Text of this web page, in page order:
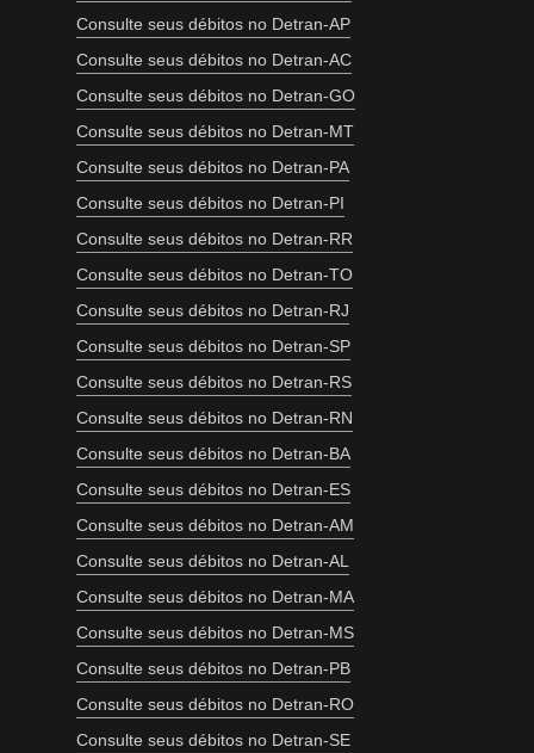
Consulte seus débitos no Detran-AP
Consulte seus débitos no Detran-AC
Consulte seus débitos no Detran-GO
Consulte seus débitos no Detran-MT
Consulte seus débitos no Detran-PA
Consulte seus débitos no Detran-PI
Consulte seus débitos no Detran-RR
Consulte seus débitos no Detran-TO
Consulte seus débitos no Detran-RJ
Consulte seus débitos no Detran-SP
Consulte seus débitos no Detran-RS
Consulte seus débitos no Detran-RN
Consulte seus débitos no Detran-BA
Consulte seus débitos no Detran-ES
Consulte seus débitos no Detran-AM
Consulte seus débitos no Detran-AL
Consulte seus débitos no Detran-MA
Consulte seus débitos no Detran-MS
Consulte seus débitos no Detran-PB
Consulte seus débitos no Detran-RO
Consulte seus débitos no Detran-SE